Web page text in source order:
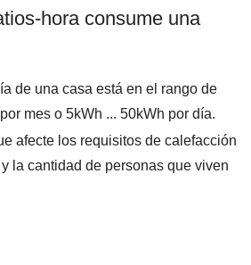
hora consume una
de una casa está en el rango de
mes o 5kWh ... 50kWh por día.
afecte los requisitos de calefacción
la cantidad de personas que viven